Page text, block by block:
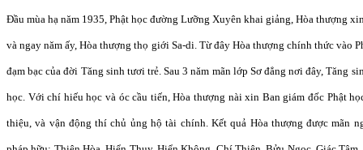
Đầu mùa hạ năm 1935, Phật học đường Lưỡng Xuyên khai giảng, Hòa thượng
và ngay năm ấy, Hòa thượng thọ giới Sa-di. Từ đây Hòa thượng chính thức vào
đạm bạc của đời Tăng sinh tươi trẻ. Sau 3 năm mãn lớp Sơ đẳng nơi đây, Tăng
học. Với chí hiếu học và óc cầu tiến, Hòa thượng nài xin Ban giám đốc Phật
thiệu, và vận động thí chủ ủng hộ tài chính. Kết quả Hòa thượng được mãn